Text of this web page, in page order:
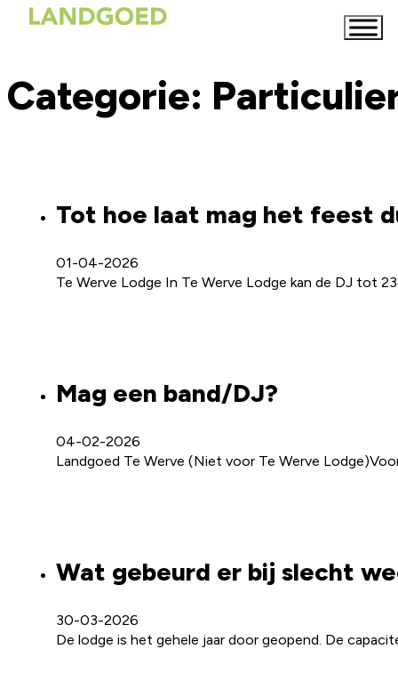
Categorie:
Tot hoe laat mag het feest
01-04-2026
Te Werve Lodge In Te Werve Lodge kan de DJ tot
Mag een band/DJ?
04-02-2026
Landgoed Te Werve (Niet voor Te Werve
Wat gebeurd er bij slecht
30-03-2026
De lodge is het gehele jaar door geopend. De